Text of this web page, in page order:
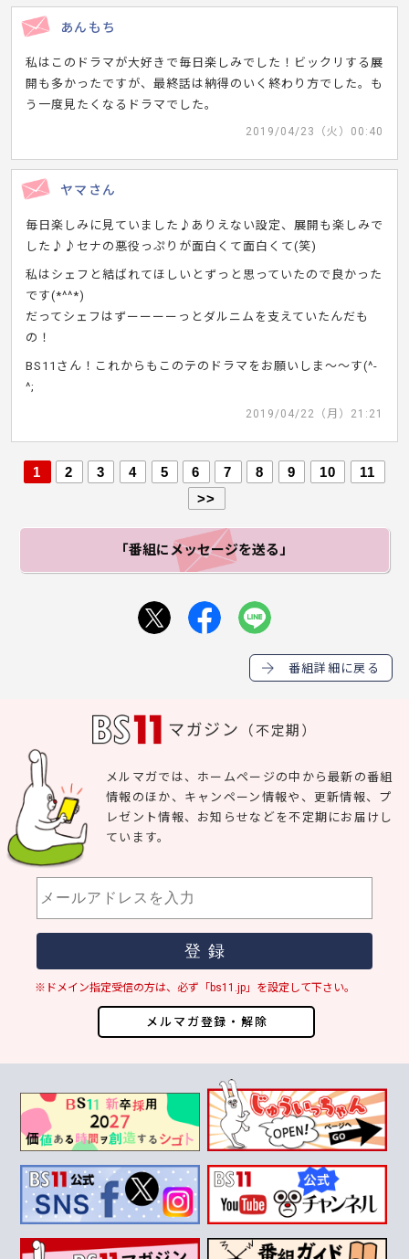
あんもち
私はこのドラマが大好きで毎日楽しみでした！ビックリする展
開も多かったですが、最終話は納得のいく終わり方でした。も
う一度見たくなるドラマでした。
2019/04/23（火）00:40
ヤマさん
毎日楽しみに見ていました♪ありえない設定、展開も楽しみで
した♪♪セナの悪役っぷりが面白くて面白くて(笑)
私はシェフと結ばれてほしいとずっと思っていたので良かった
です(*^^*)
だってシェフはずーーーーっとダルニムを支えていたんだも
の！
BS11さん！これからもこのテのドラマをお願いしま～～す(^-
^;
2019/04/22（月）21:21
1 2 3 4 5 6 7 8 9 10
11
>>
「番組にメッセージを送る」
番組詳細に戻る
マガジン （不定期）
メルマガ登録・解除
メルマガでは、ホームページの中から最新の番組
情報のほか、キャンペーン情報や、更新情報、プ
レゼント情報、お知らせなどを不定期にお届けし
ています。
※ドメイン指定受信の方は、必ず「bs11.jp」を設定して下さい。